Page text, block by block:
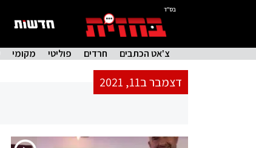
בס"ד
צ'אט הכתבים חרדים פוליטי מקומי
דצמבר ב11, 2021